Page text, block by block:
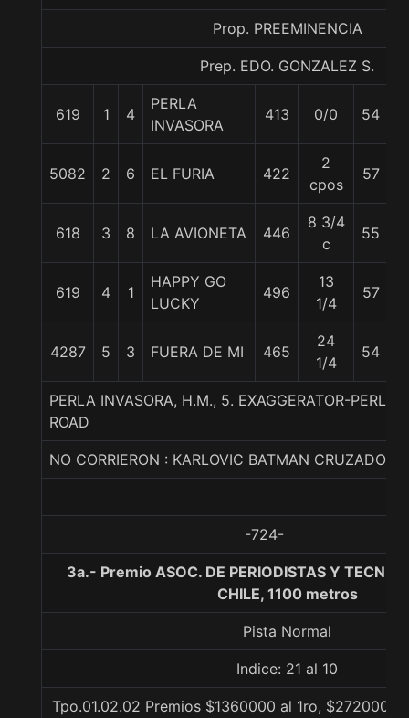
Prop. PREEMINENCIA
Prep. EDO. GONZALEZ S.
619 1 4
PERLA
INVASORA
413 0/0 54
5082 2 6 EL FURIA 422
2
cpos
57
618 3 8 LA AVIONETA 446
8 3/4
c
55
619 4 1
HAPPY GO
LUCKY
496
13
1/4
57
4287 5 3 FUERA DE MI 465
24
1/4
54
PERLA INVASORA, H.M., 5. EXAGGERATOR-PERLA
ROAD
NO CORRIERON : KARLOVIC BATMAN CRUZADO
-724-
3a.- Premio ASOC. DE PERIODISTAS Y
CHILE, 1100 metros
Pista Normal
Indice: 21 al 10
Tpo.01.02.02 Premios $1360000 al 1ro, $272000